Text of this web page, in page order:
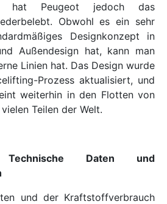
hat Peugeot jedoch das
Obwohl es ein sehr
Designkonzept in
Außendesign hat, kann man
Linien hat. Das Design wurde
Prozess aktualisiert, und
weiterhin in den Flotten von
Teilen der Welt.
Daten und
und der Kraftstoffverbrauch